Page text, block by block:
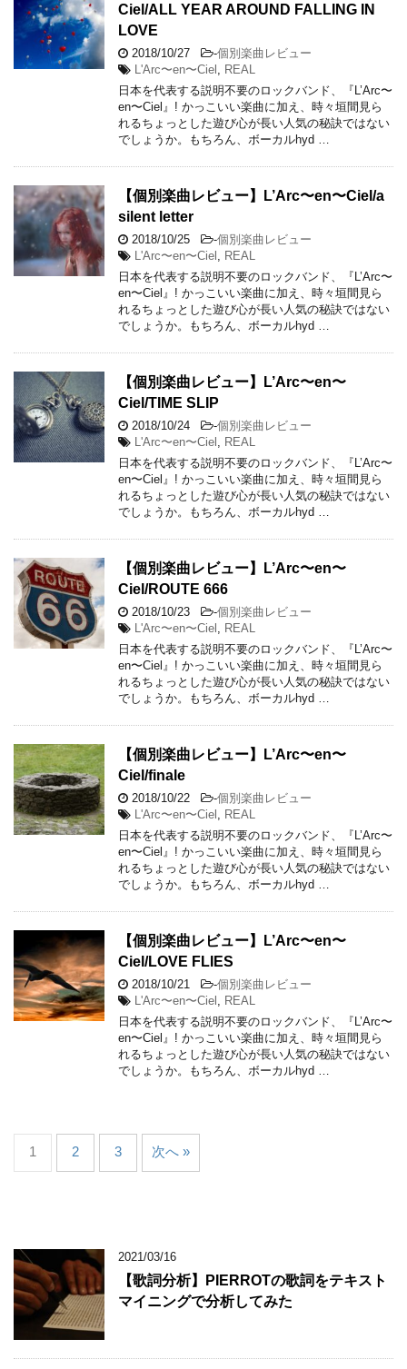
Ciel/ALL YEAR AROUND FALLING IN
LOVE
2018/10/27 -個別楽曲レビュー
L'Arc〜en〜Ciel , REAL
日本を代表する説明不要のロックバンド、『L’Arc〜
en〜Ciel』! かっこいい楽曲に加え、時々垣間見ら
れるちょっとした遊び心が長い人気の秘訣ではない
でしょうか。もちろん、ボーカルhyd …
【個別楽曲レビュー】L’Arc〜en〜Ciel/a
silent letter
2018/10/25 -個別楽曲レビュー
L'Arc〜en〜Ciel , REAL
日本を代表する説明不要のロックバンド、『L’Arc〜
en〜Ciel』! かっこいい楽曲に加え、時々垣間見ら
れるちょっとした遊び心が長い人気の秘訣ではない
でしょうか。もちろん、ボーカルhyd …
【個別楽曲レビュー】L’Arc〜en〜
Ciel/TIME SLIP
2018/10/24 -個別楽曲レビュー
L'Arc〜en〜Ciel , REAL
日本を代表する説明不要のロックバンド、『L’Arc〜
en〜Ciel』! かっこいい楽曲に加え、時々垣間見ら
れるちょっとした遊び心が長い人気の秘訣ではない
でしょうか。もちろん、ボーカルhyd …
【個別楽曲レビュー】L’Arc〜en〜
Ciel/ROUTE 666
2018/10/23 -個別楽曲レビュー
L'Arc〜en〜Ciel , REAL
日本を代表する説明不要のロックバンド、『L’Arc〜
en〜Ciel』! かっこいい楽曲に加え、時々垣間見ら
れるちょっとした遊び心が長い人気の秘訣ではない
でしょうか。もちろん、ボーカルhyd …
【個別楽曲レビュー】L’Arc〜en〜
Ciel/finale
2018/10/22 -個別楽曲レビュー
L'Arc〜en〜Ciel , REAL
日本を代表する説明不要のロックバンド、『L’Arc〜
en〜Ciel』! かっこいい楽曲に加え、時々垣間見ら
れるちょっとした遊び心が長い人気の秘訣ではない
でしょうか。もちろん、ボーカルhyd …
【個別楽曲レビュー】L’Arc〜en〜
Ciel/LOVE FLIES
2018/10/21 -個別楽曲レビュー
L'Arc〜en〜Ciel , REAL
日本を代表する説明不要のロックバンド、『L’Arc〜
en〜Ciel』! かっこいい楽曲に加え、時々垣間見ら
れるちょっとした遊び心が長い人気の秘訣ではない
でしょうか。もちろん、ボーカルhyd …
1 2 3 次へ »
2021/03/16
【歌詞分析】PIERROTの歌詞をテキスト
マイニングで分析してみた